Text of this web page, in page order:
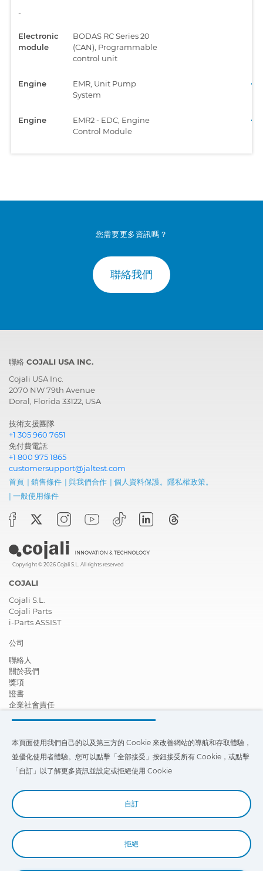
-
Electronic
module
BODAS RC Series 20
(CAN), Programmable
control unit
Engine
EMR, Unit Pump
System
Engine
EMR2 - EDC, Engine
Control Module
您需要更多資訊嗎？
聯絡我們
聯絡 COJALI USA INC.
Cojali USA Inc.
2070 NW 79th Avenue
Doral, Florida 33122, USA
技術支援團隊
+1 305 960 7651
免付費電話:
+1 800 975 1865
customersupport@jaltest.com
首頁 | 銷售條件 | 與我們合作 | 個人資料保護。隱私權政策。
| 一般使用條件
Copyright © 2026 Cojali S.L. All rights reserved
COJALI
Cojali S.L.
Cojali Parts
i-Parts ASSIST
公司
聯絡人
關於我們
獎項
證書
企業社會責任
影片
FAQ - 常見問題
本頁面使用我們自己的以及第三方的 Cookie 來改善我們網站的導航和存
定或拒絕使用 Cookie。
本頁面使用我們自己的以及第三方的 Cookie 來改善網站的導航和存取體驗，
並優化使用者體驗。您可以點擊「全部接受」按鈕接受所有 Cookie，或點擊
「自訂」以了解更多資訊並設定或拒絕使用 Cookie
自訂
拒絕